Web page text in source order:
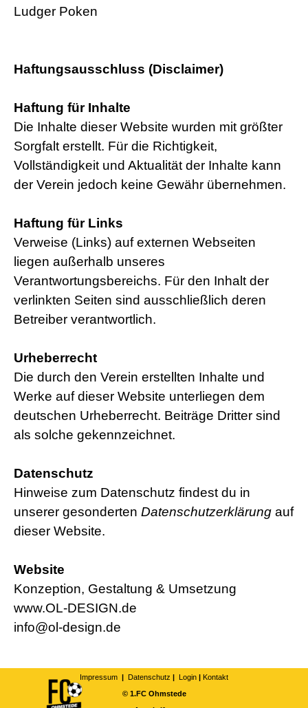
Ludger Poken
Haftungsausschluss (Disclaimer)
Haftung für Inhalte
Die Inhalte dieser Website wurden mit größter
Sorgfalt erstellt. Für die Richtigkeit,
Vollständigkeit und Aktualität der Inhalte kann
der Verein jedoch keine Gewähr übernehmen.
Haftung für Links
Verweise (Links) auf externen Webseiten
liegen außerhalb unseres
Verantwortungsbereichs. Für den Inhalt der
verlinkten Seiten sind ausschließlich deren
Betreiber verantwortlich.
Urheberrecht
Die durch den Verein erstellten Inhalte und
Werke auf dieser Website unterliegen dem
deutschen Urheberrecht. Beiträge Dritter sind
als solche gekennzeichnet.
Datenschutz
Hinweise zum Datenschutz findest du in
unserer gesonderten Datenschutzerklärung auf
dieser Website.
Website
Konzeption, Gestaltung & Umsetzung
www.OL-DESIGN.de
info@ol-design.de
Impressum Datenschutz Login
Kontakt
© 1.FC Ohmstede